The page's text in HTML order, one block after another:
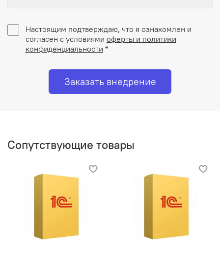
Настоящим подтверждаю, что я ознакомлен и
согласен с условиями оферты и политики
конфиденциальности *
Заказать внедрение
Сопутствующие товары